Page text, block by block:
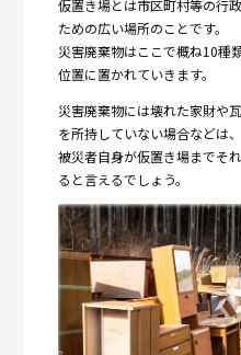
仮置き場とは市区町村等の行
ための広い場所のことです。
災害廃棄物はここで概ね10種
位置に置かれていきます。
災害廃棄物には壊れた家財や
を所持していない場合などは、
被災者自身が仮置き場までそ
ると言えるでしょう。